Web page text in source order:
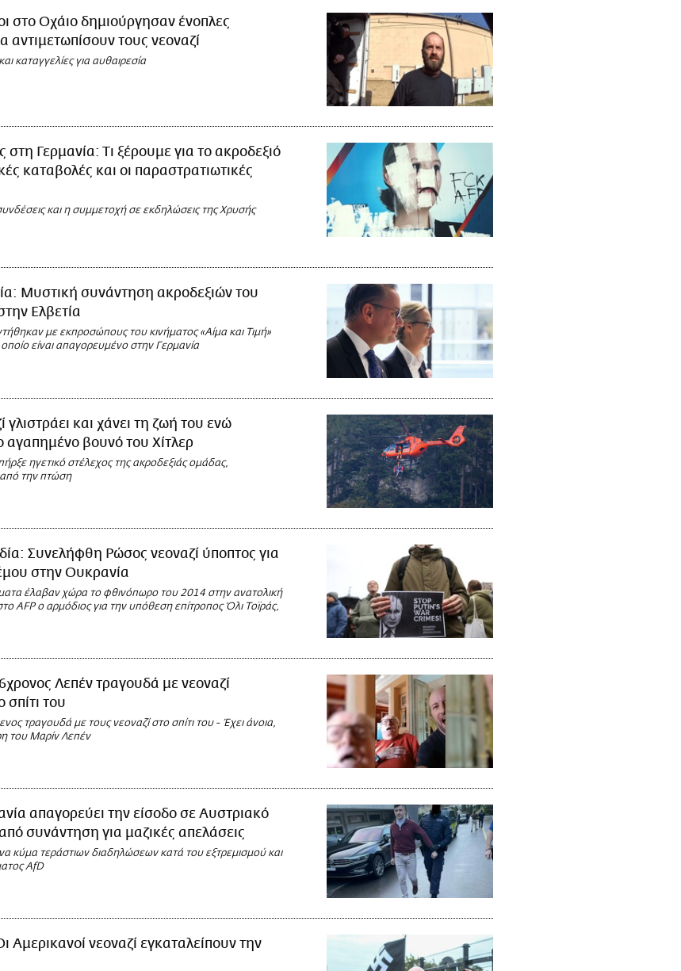
στο Οχάιο δημιούργησαν ένοπλες
αντιμετωπίσουν τους νεοναζί
καταγγελίες για αυθαιρεσία
στη Γερμανία: Τι ξέρουμε για το ακροδεξιό
καταβολές και οι παραστρατιωτικές
και η συμμετοχή σε εκδηλώσεις της Χρυσής
Μυστική συνάντηση ακροδεξιών του
Ελβετία
με εκπροσώπους του κινήματος «Αίμα και Τιμή»
είναι απαγορευμένο στην Γερμανία
γλιστράει και χάνει τη ζωή του ενώ
αγαπημένο βουνό του Χίτλερ
ηγετικό στέλεχος της ακροδεξιάς ομάδας,
την πτώση
Συνελήφθη Ρώσος νεοναζί ύποπτος για
στην Ουκρανία
έλαβαν χώρα το φθινόπωρο του 2014 στην ανατολική
AFP ο αρμόδιος για την υπόθεση επίτροπος Όλι Τοϊράς,
Λεπέν τραγουδά με νεοναζί
του
τραγουδά με τους νεοναζί στο σπίτι του - Έχει άνοια,
του Μαρίν Λεπέν
απαγορεύει την είσοδο σε Αυστριακό
συνάντηση για μαζικές απελάσεις
κύμα τεράστιων διαδηλώσεων κατά του εξτρεμισμού και
AfD
Αμερικανοί νεοναζί εγκαταλείπουν την